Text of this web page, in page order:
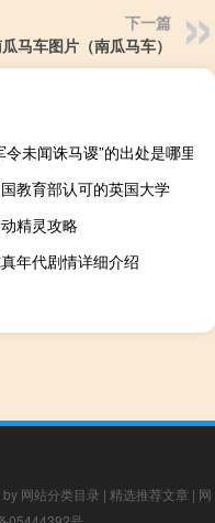
下一篇
马车图片（南瓜马车）
令未闻诛马谡”的出处是哪里
教育部认可的英国大学
精灵攻略
年代剧情详细介绍
by 网站分类目录 | 精选推荐文章 | 网